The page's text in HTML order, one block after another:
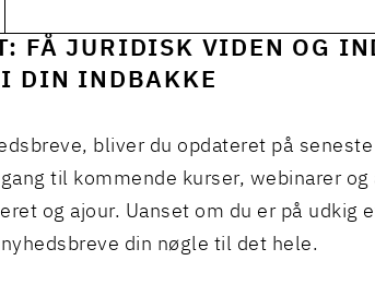
FÅ JURIDISK VIDEN OG
I DIN INDBAKKE
bliver du opdateret på
til kommende kurser, webinarer
og ajour. Uanset om du er på udkig
din nøgle til det hele.